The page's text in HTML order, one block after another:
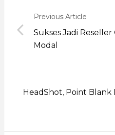
Previous Article
Sukses Jadi
Modal
HeadShot, Point Blank